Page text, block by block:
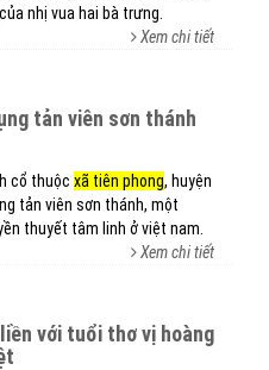
nhị vua hai bà trưng.
Xem chi tiết
cổ thuộc xã tiên phong, huyện
tản viên sơn thánh, một
thuyết tâm linh ở việt nam.
Xem chi tiết